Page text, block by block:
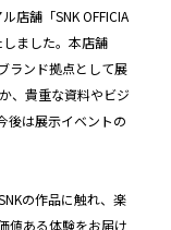
店舗「SNK OFFICIA
しました。本店舗
ランド拠点として展
、貴重な資料やビジ
後は展示イベントの
の作品に触れ、楽
値ある体験をお届け